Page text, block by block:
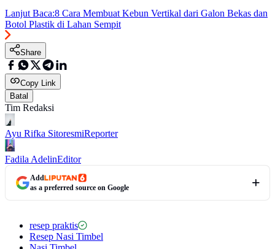
Lanjut Baca:8 Cara Membuat Kebun Vertikal dari Galon Bekas dan
Botol Plastik di Lahan Sempit
Share
Copy Link
Batal
Tim Redaksi
Ayu Rifka SitoresmiReporter
Fadila AdelinEditor
Add
as a preferred source on Google
resep praktis
Resep Nasi Timbel